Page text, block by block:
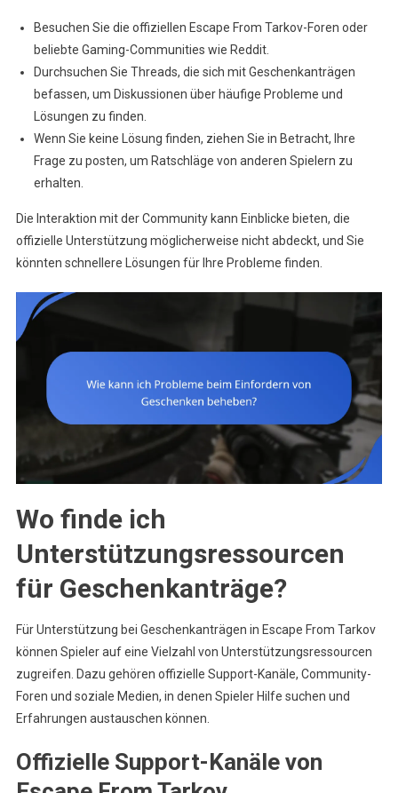
Besuchen Sie die offiziellen Escape From Tarkov-Foren oder
beliebte Gaming-Communities wie Reddit.
Durchsuchen Sie Threads, die sich mit Geschenkanträgen
befassen, um Diskussionen über häufige Probleme und
Lösungen zu finden.
Wenn Sie keine Lösung finden, ziehen Sie in Betracht, Ihre
Frage zu posten, um Ratschläge von anderen Spielern zu
erhalten.
Die Interaktion mit der Community kann Einblicke bieten, die
offizielle Unterstützung möglicherweise nicht abdeckt, und Sie
könnten schnellere Lösungen für Ihre Probleme finden.
Wo finde ich
Unterstützungsressourcen
für Geschenkanträge?
Für Unterstützung bei Geschenkanträgen in Escape From Tarkov
können Spieler auf eine Vielzahl von Unterstützungsressourcen
zugreifen. Dazu gehören offizielle Support-Kanäle, Community-
Foren und soziale Medien, in denen Spieler Hilfe suchen und
Erfahrungen austauschen können.
Offizielle Support-Kanäle von